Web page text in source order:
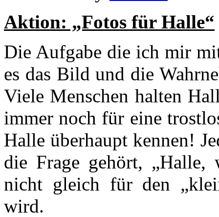
Aktion: „Fotos für Halle“
Die Aufgabe die ich mir
es das Bild und die
Viele Menschen halten
immer noch für eine
Halle überhaupt kennen!
die Frage gehört,
nicht gleich für den
wird.